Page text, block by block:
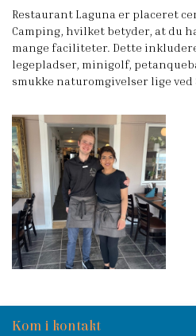
Restaurant Laguna er placeret
Camping, hvilket betyder, at du
mange faciliteter. Dette
legepladser, minigolf,
smukke naturomgivelser lige
Kom i kontakt